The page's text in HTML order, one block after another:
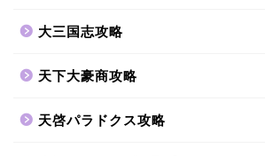
大三国志攻略
天下大豪商攻略
天啓パラドクス攻略